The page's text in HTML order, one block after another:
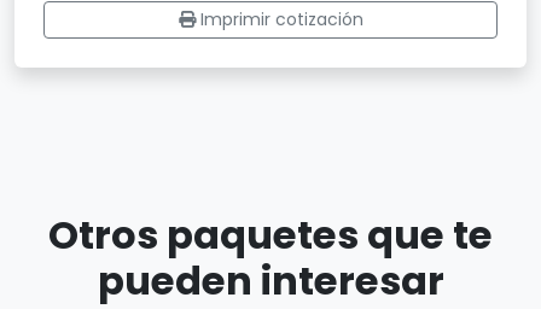
Imprimir cotización
Otros paquetes que te
pueden interesar